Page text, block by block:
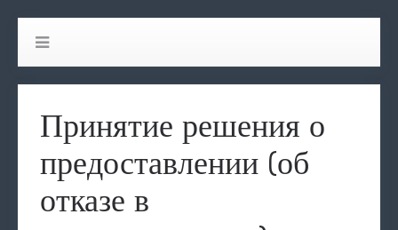
Принятие решения о
предоставлении (об
отказе в